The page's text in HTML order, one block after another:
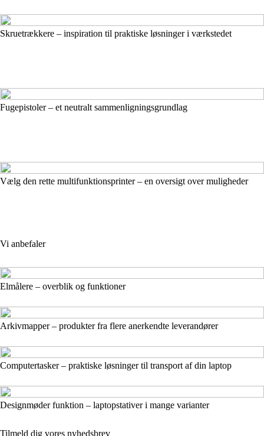
Skruetrækkere – inspiration til praktiske løsninger i værkstedet
Fugepistoler – et neutralt sammenligningsgrundlag
Vælg den rette multifunktionsprinter – en oversigt over muligheder
Vi anbefaler
Elmålere – overblik og funktioner
Arkivmapper – produkter fra flere anerkendte leverandører
Computertasker – praktiske løsninger til transport af din laptop
Designmøder funktion – laptopstativer i mange varianter
Tilmeld dig vores nyhedsbrev